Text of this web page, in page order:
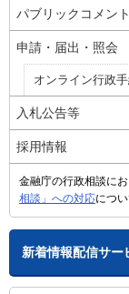
パブリックコメント
申請・届出・照会
オンライン行政
入札公告等
採用情報
金融庁の行政相談にお
相談」への対応につ
新着情報配信サー